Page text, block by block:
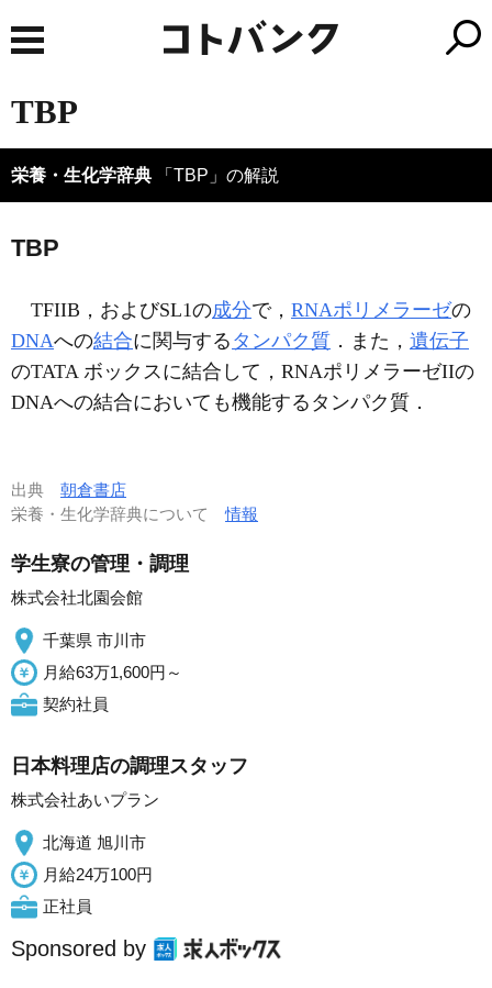
TBP
栄養・生化学辞典 「TBP」の解説
TBP
TFIIB，およびSL1の成分で， RNAポリメラーゼの
DNAへの結合に関与する タンパク質 ．また， 遺伝子
のTATA ボックスに結合して，RNAポリメラーゼIIの
DNAへの結合においても機能するタンパク質．
出典 朝倉書店
栄養・生化学辞典について情報
学生寮の管理・調理
株式会社北園会館
千葉県 市川市
月給63万1,600円～
契約社員
日本料理店の調理スタッフ
株式会社あいプラン
北海道 旭川市
月給24万100円
正社員
Sponsored by